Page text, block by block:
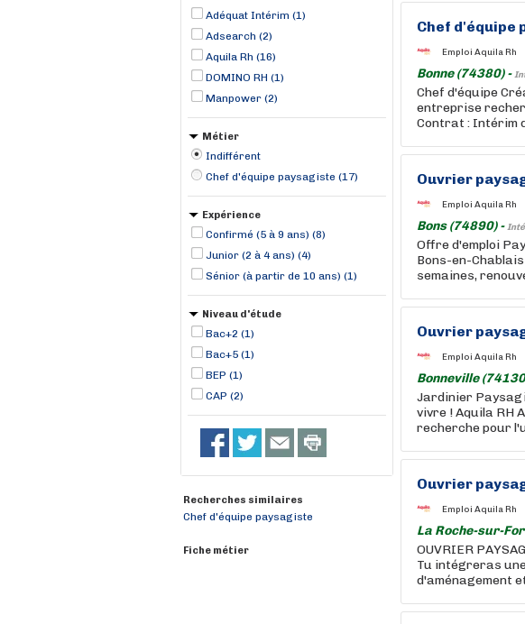
Adéquat Intérim (1)
Adsearch (2)
Aquila Rh (16)
DOMINO RH (1)
Manpower (2)
Métier
Indifférent
Chef d'équipe paysagiste (17)
Expérience
Confirmé (5 à 9 ans) (8)
Junior (2 à 4 ans) (4)
Sénior (à partir de 10 ans) (1)
Niveau d'étude
Bac+2 (1)
Bac+5 (1)
BEP (1)
CAP (2)
Recherches similaires
Chef d'équipe paysagiste
Fiche métier
Chef d'équipe
Emploi Aquila Rh
Bonne (74380) -
Chef d'équipe
entreprise
Contrat : Intérim
Ouvrier
Emploi Aquila Rh
Bons (74890) -
Offre d'emploi
Bons-en-
semaines,
Ouvrier
Emploi Aquila Rh
Bonneville
Jardinier
vivre ! Aquila RH
recherche pour
Ouvrier
Emploi Aquila Rh
La Roche-sur-
OUVRIER
Tu intégreras
d'aménagement